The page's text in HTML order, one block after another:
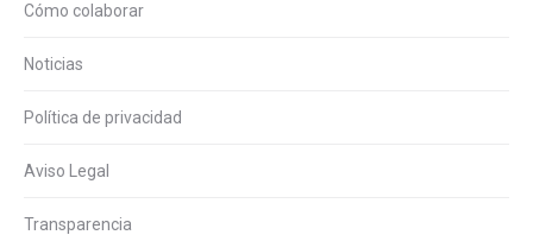
Cómo colaborar
Noticias
Política de privacidad
Aviso Legal
Transparencia